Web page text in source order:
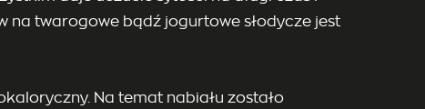
na twarogowe bądź jogurtowe słodycze jest
Na temat nabiału zostało